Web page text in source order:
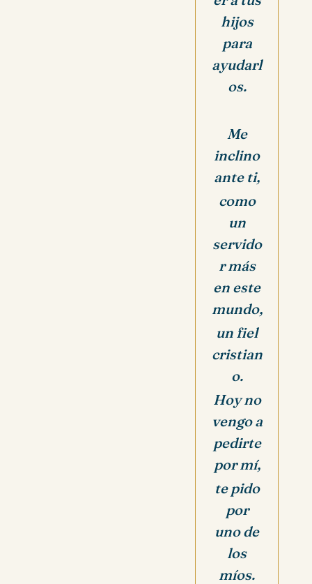
hijos
para
ayudarl
os.
Me
inclino
ante ti,
como
un
servido
r más
en este
mundo,
un fiel
cristian
o.
Hoy no
vengo a
pedirte
por mí,
te pido
por
uno de
los
míos.